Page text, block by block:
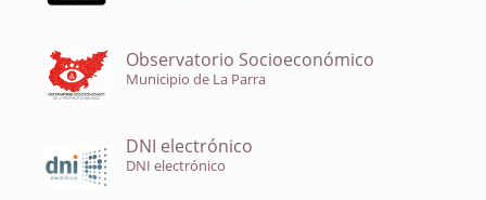
Observatorio Socioeconómico
Municipio de La Parra
DNI electrónico
DNI electrónico